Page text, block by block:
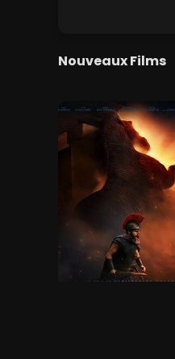
Nouveaux Films